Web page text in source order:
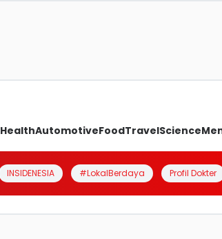
HealthAutomotiveFoodTravelScience
INSIDENESIA #LokalBerdaya Profil Dokter